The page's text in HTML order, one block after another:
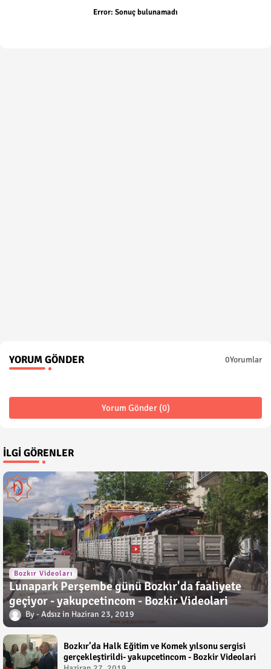
Error: Sonuç bulunamadı
YORUM GÖNDER 0Yorumlar
Yorum Gönder (0)
İLGI GÖRENLER
Bozkır Videoları
Lunapark Perşembe günü Bozkır'da faaliyete
geçiyor - yakupcetincom - Bozkir Videolari
Adsız Haziran 23, 2019
Bozkır’da Halk Eğitim ve Komek yılsonu sergisi
gerçekleştirildi- yakupcetincom - Bozkir Videolari